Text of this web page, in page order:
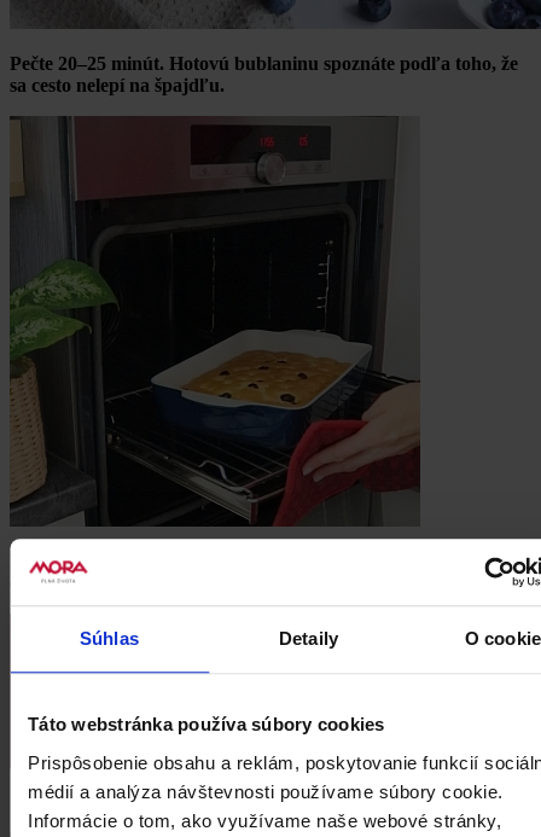
Súhlas Detaily O
Táto webstránka používa súbory cookies
Prispôsobenie obsahu a reklám, poskytovanie funkcií
médií a analýza návštevnosti používame súbory cookie.
Informácie o tom, ako využívame naše webové stránky,
Pečte 20–25 minút. Hotovú bublaninu spoznáte podľa toho, že
sa cesto nelepí na špajdľu.
Po upečení nechajte krátko vychladnúť a posypte práškovým
cukrom. Podávajte ako koláčik ku káve alebo sladkú desiatu.